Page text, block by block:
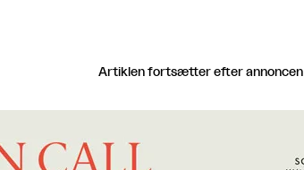
Artiklen fortsætter efter annoncen